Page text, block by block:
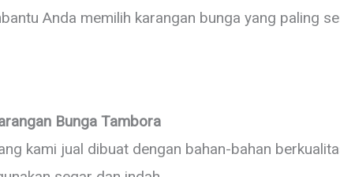
Anda memilih karangan bunga yang paling
Bunga Tambora
kami jual dibuat dengan bahan-bahan